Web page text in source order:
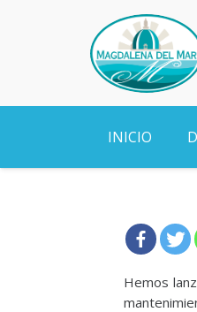
INICIO
Hemos